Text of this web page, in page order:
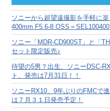
ブ
ソニーから超望遠撮影を手軽に
400mm F5.6-8 OSS＝
ソニー「MDR-CD900ST」と「
セット限定販売♪
待望の5男？出生、ソニーDSC-
ト、発売は7月31日！！
ソニーRX10、9年ぶりのFMCで
は７月３１日発売予定！